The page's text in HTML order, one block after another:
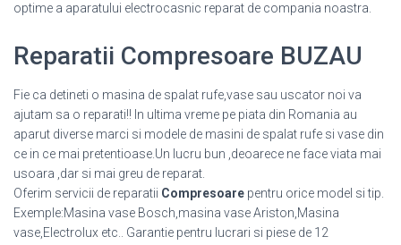
optime a aparatului electrocasnic reparat de compania noastra.
Reparatii Compresoare BUZAU
Fie ca detineti o masina de spalat rufe,vase sau uscator noi va
ajutam sa o reparati!! In ultima vreme pe piata din Romania au
aparut diverse marci si modele de masini de spalat rufe si vase din
ce in ce mai pretentioase.Un lucru bun ,deoarece ne face viata mai
usoara ,dar si mai greu de reparat.
Oferim servicii de reparatii Compresoare pentru orice model si tip.
Exemple:Masina vase Bosch,masina vase Ariston,Masina
vase,Electrolux etc.. Garantie pentru lucrari si piese de 12